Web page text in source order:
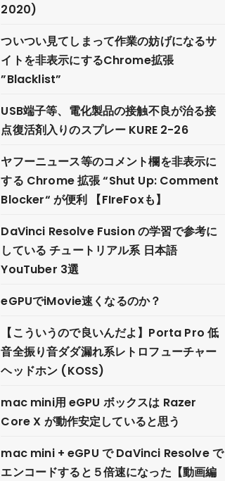
2020)
ついつい見てしまって作業の妨げになるサ
イトを非表示にするChrome拡張
”Blacklist”
USB端子等、電化製品の接触不良が治る接
点復活剤入りのスプレー KURE 2-26
ヤフーニュース等のコメント欄を非表示に
する Chrome 拡張 “Shut Up: Comment
Blocker“ が便利 【FIreFoxも】
DaVinci Resolve Fusion の学習で参考に
している チュートリアル系 日本語
YouTuber 3選
eGPUでiMovie速くなるのか？
【こういうので良いんだよ】Porta Pro 低
音全振り音ダダ漏れ系レトロフューチャー
ヘッドホン (KOSS)
mac mini用 eGPU ボックスは Razer
Core X が動作安定していると思う
mac mini + eGPU で DaVinci Resolve で
エンコードすると５倍速になった【動画編